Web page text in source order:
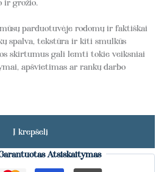
ir grožio.
parduotuvėje rodomų ir faktiškai
spalva, tekstūra ir kiti smulkūs
skirtumus gali lemti tokie veiksniai
apšvietimas ar rankų darbo
Į krepšelį
Atsiskaitymas